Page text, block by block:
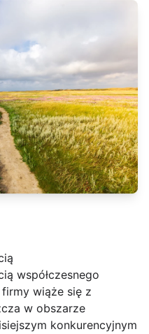
współczesnego
firmy wiąże się z
w obszarze
konkurencyjnym